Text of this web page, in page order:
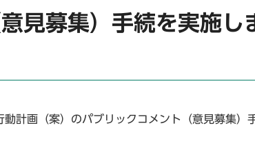
意見募集）手続を実施
計画（案）のパブリックコメント（意見募集）